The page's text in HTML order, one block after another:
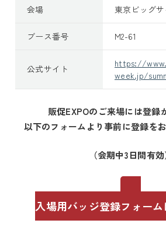
会場 東京ビッグサ
ブース番号 M2-61
公式サイト
https://
week.jp/
販促EXPOのご来場には登録
以下のフォームより事前に登録を
（会期中3日間有効
入場用バッジ登録フォーム